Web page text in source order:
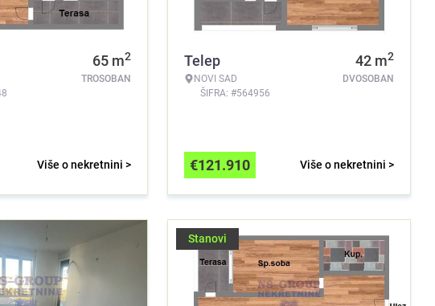
65 m2
TROSOBAN
Više o nekretnini >
Telep
NOVI SAD
ŠIFRA: #564956
42 m2
DVOSOBAN
Više o nekretnini >
€121.910
Stanovi